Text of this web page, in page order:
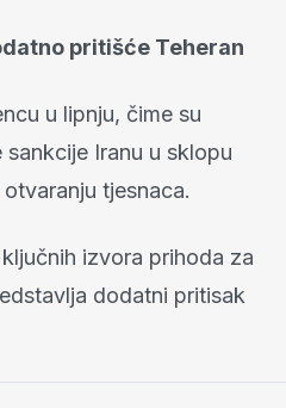
pritišće Teheran
u lipnju, čime su
Iranu u sklopu
tjesnaca.
izvora prihoda za
dodatni pritisak